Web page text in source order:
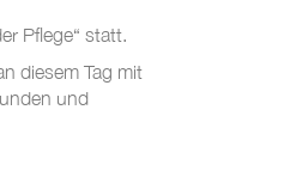
Pflege“ statt.
diesem Tag mit
und